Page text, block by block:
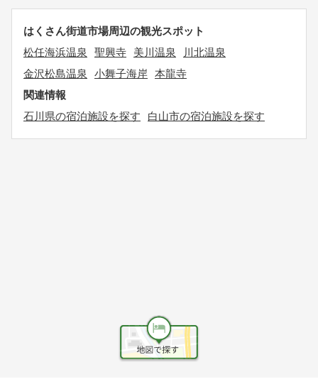
はくさん街道市場周辺の観光スポット
松任海浜温泉
聖興寺 美川温泉
川北温泉
金沢松島温泉
小舞子海岸 本龍寺
関連情報
石川県の宿泊施設を探す
白山市の宿泊施設を探す